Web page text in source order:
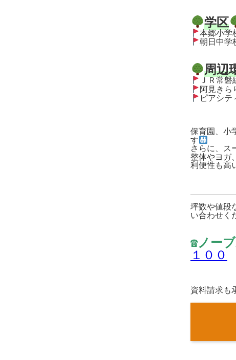
学区
朝日中学
周辺
ピアシテ
保育園、小
す
さらに、ス
整体やヨガ
利便性も高
坪数や値段
い合わせく
☎ノー
１００
資料請求も